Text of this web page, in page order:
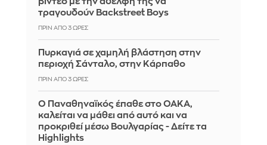
τραγουδούν Backstreet Boys
ΠΡΙΝ ΑΠΌ 3 ΏΡΕΣ
Πυρκαγιά σε χαμηλή βλάστηση στην
περιοχή Σάνταλο, στην Κάρπαθο
ΠΡΙΝ ΑΠΌ 3 ΏΡΕΣ
Ο Παναθηναϊκός έπαθε στο ΟΑΚΑ,
καλείται να μάθει από αυτό και να
προκριθεί μέσω Βουλγαρίας - Δείτε τα
Highlights